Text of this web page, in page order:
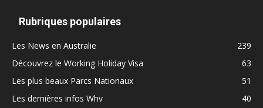
Rubriques populaires
Les News en Australie
239
Découvrez le Working Holiday Visa
63
Les plus beaux Parcs Nationaux
51
Les dernières infos Whv
40